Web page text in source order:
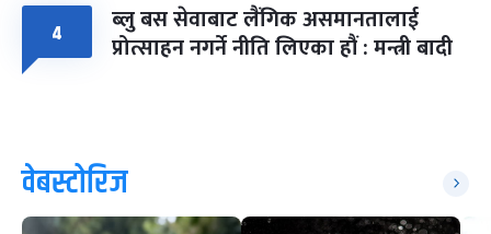
४ ब्लु बस सेवाबाट लैंगिक असमानतालाई
प्रोत्साहन नगर्ने नीति लिएका हौं : मन्त्री बादी
वेबस्टोरिज